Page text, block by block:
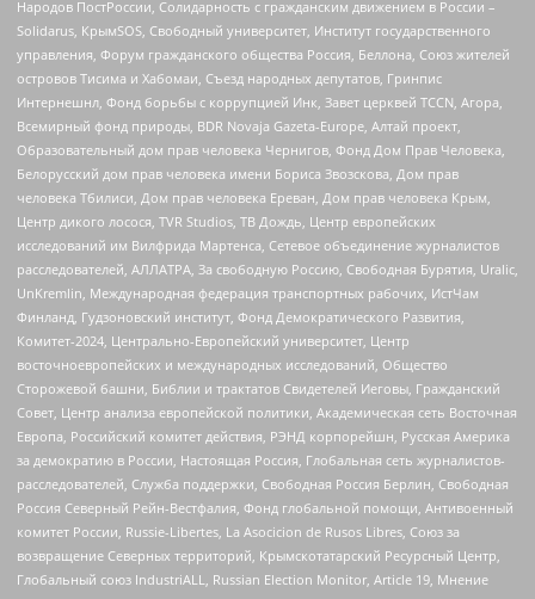
Народов ПостРоссии, Солидарность с гражданским движением в России –
Solidarus, КрымSOS, Свободный университет, Институт государственного
управления, Форум гражданского общества Россия, Беллона, Союз жителей
островов Тисима и Хабомаи, Съезд народных депутатов, Гринпис
Интернешнл, Фонд борьбы с коррупцией Инк, Завет церквей TCCN, Агора,
Всемирный фонд природы, BDR Novaja Gazeta-Europe, Алтай проект,
Образовательный дом прав человека Чернигов, Фонд Дом Прав Человека,
Белорусский дом прав человека имени Бориса Звозскова, Дом прав
человека Тбилиси, Дом прав человека Ереван, Дом прав человека Крым,
Центр дикого лосося, TVR Studios, ТВ Дождь, Центр европейских
исследований им Вилфрида Мартенса, Сетевое объединение журналистов
расследователей, АЛЛАТРА, За свободную Россию, Свободная Бурятия, Uralic,
UnKremlin, Международная федерация транспортных рабочих, ИстЧам
Финланд, Гудзоновский институт, Фонд Демократического Развития,
Комитет-2024, Центрально-Европейский университет, Центр
восточноевропейских и международных исследований, Общество
Сторожевой башни, Библии и трактатов Свидетелей Иеговы, Гражданский
Совет, Центр анализа европейской политики, Академическая сеть Восточная
Европа, Российский комитет действия, РЭНД корпорейшн, Русская Америка
за демократию в России, Настоящая Россия, Глобальная сеть журналистов-
расследователей, Служба поддержки, Свободная Россия Берлин, Свободная
Россия Северный Рейн-Вестфалия, Фонд глобальной помощи, Антивоенный
комитет России, Russie-Libertes, La Asocicion de Rusos Libres, Союз за
возвращение Северных территорий, Крымскотатарский Ресурсный Центр,
Глобальный союз IndustriALL, Russian Election Monitor, Article 19, Мнение